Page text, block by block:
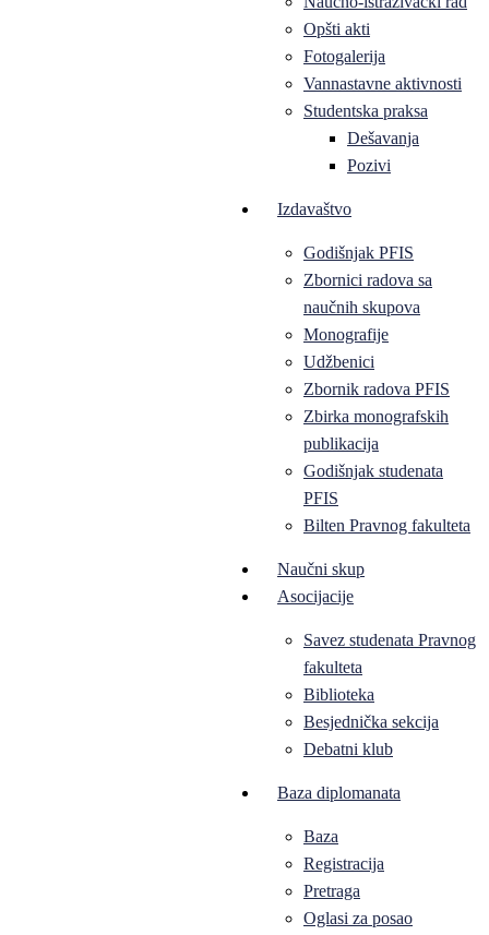
Opšti akti
Fotogalerija
Vannastavne aktivnosti
Studentska praksa
Dešavanja
Pozivi
Izdavaštvo
Godišnjak PFIS
Zbornici radova sa
naučnih skupova
Monografije
Udžbenici
Zbornik radova PFIS
Zbirka monografskih
publikacija
Godišnjak studenata
PFIS
Bilten Pravnog fakulteta
Naučni skup
Asocijacije
Savez studenata Pravnog
fakulteta
Biblioteka
Besjednička sekcija
Debatni klub
Baza diplomanata
Baza
Registracija
Pretraga
Oglasi za posao